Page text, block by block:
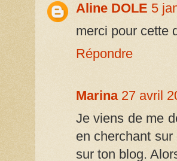
Aline DOLE 5
merci pour cette
Répondre
Marina 27 avril
Je viens de me
en cherchant
sur ton blog.